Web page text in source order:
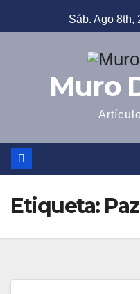
al
Sáb. Ago 8th,
Muro
Etiqueta: Paz